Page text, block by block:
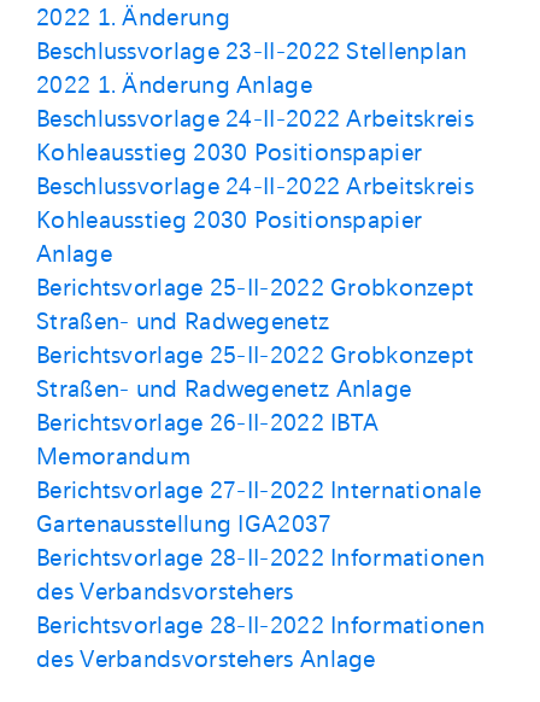
2022 1. Änderung
Beschlussvorlage 23-II-2022 Stellenplan
2022 1. Änderung Anlage
Beschlussvorlage 24-II-2022 Arbeitskreis
Kohleausstieg 2030 Positionspapier
Beschlussvorlage 24-II-2022 Arbeitskreis
Kohleausstieg 2030 Positionspapier
Anlage
Berichtsvorlage 25-II-2022 Grobkonzept
Straßen- und Radwegenetz
Berichtsvorlage 25-II-2022 Grobkonzept
Straßen- und Radwegenetz Anlage
Berichtsvorlage 26-II-2022 IBTA
Memorandum
Berichtsvorlage 27-II-2022 Internationale
Gartenausstellung IGA2037
Berichtsvorlage 28-II-2022 Informationen
des Verbandsvorstehers
Berichtsvorlage 28-II-2022 Informationen
des Verbandsvorstehers Anlage